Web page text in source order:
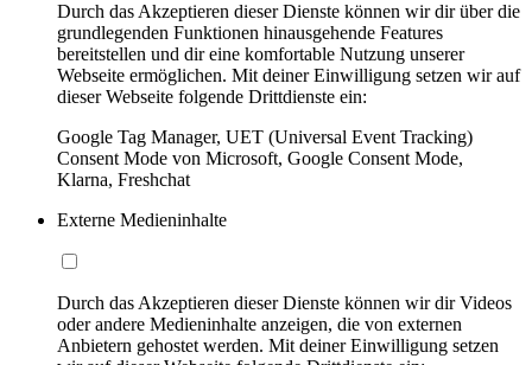
Durch das Akzeptieren dieser Dienste können wir dir über die
grundlegenden Funktionen hinausgehende Features
bereitstellen und dir eine komfortable Nutzung unserer
Webseite ermöglichen. Mit deiner Einwilligung setzen wir auf
dieser Webseite folgende Drittdienste ein:
Google Tag Manager, UET (Universal Event Tracking)
Consent Mode von Microsoft, Google Consent Mode,
Klarna, Freshchat
Externe Medieninhalte
Durch das Akzeptieren dieser Dienste können wir dir Videos
oder andere Medieninhalte anzeigen, die von externen
Anbietern gehostet werden. Mit deiner Einwilligung setzen